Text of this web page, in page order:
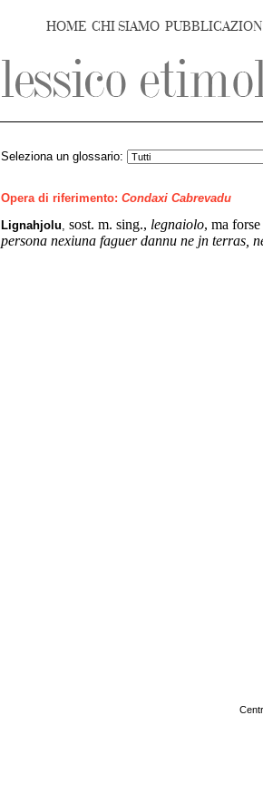
HOME CHI SIAMO
Seleziona un glossario:
Opera di riferimento: Condaxi Cabrevadu
Lignahjolu sost. m. sing., legnaiolo, ma
persona nexiuna faguer dannu ne jn terras,